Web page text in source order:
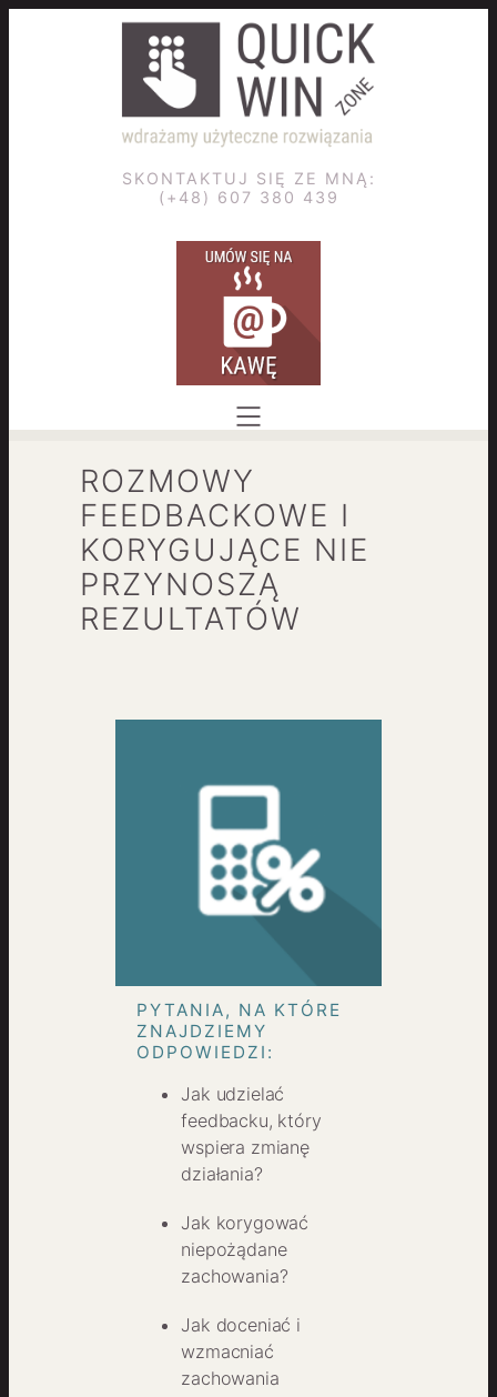
SKONTAKTUJ SIĘ ZE MNĄ:
(+48) 607 380 439
ROZMOWY
FEEDBACKOWE I
KORYGUJĄCE NIE
PRZYNOSZĄ
REZULTATÓW
PYTANIA, NA KTÓRE
ZNAJDZIEMY
ODPOWIEDZI:
Jak udzielać
feedbacku, który
wspiera zmianę
działania?
Jak korygować
niepożądane
zachowania?
Jak doceniać i
wzmacniać
zachowania